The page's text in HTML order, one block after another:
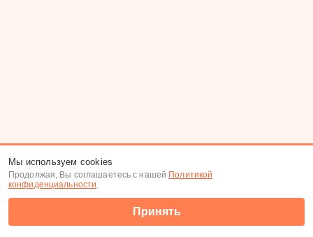
Мы используем cookies
Продолжая, Вы соглашаетесь с нашей Политикой
конфиденциальности.
Принять